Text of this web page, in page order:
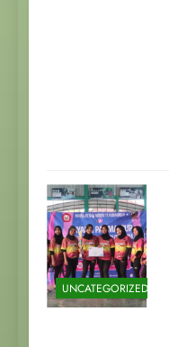
UNCATEGORIZED